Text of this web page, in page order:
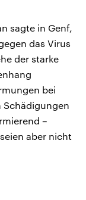
sagte in Genf,
das Virus
der starke
bei
Schädigungen
–
aber nicht